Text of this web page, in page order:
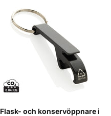
Flask- och konservöppnare i